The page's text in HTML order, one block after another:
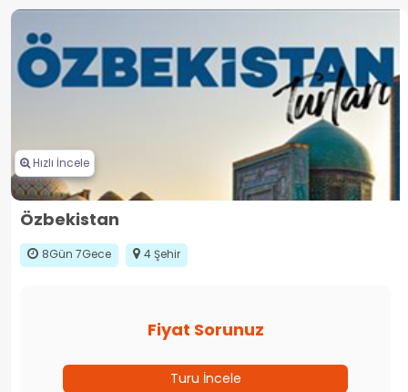
Hızlı İncele
Özbekistan
8Gün 7Gece 4 Şehir
Fiyat Sorunuz
Turu İncele